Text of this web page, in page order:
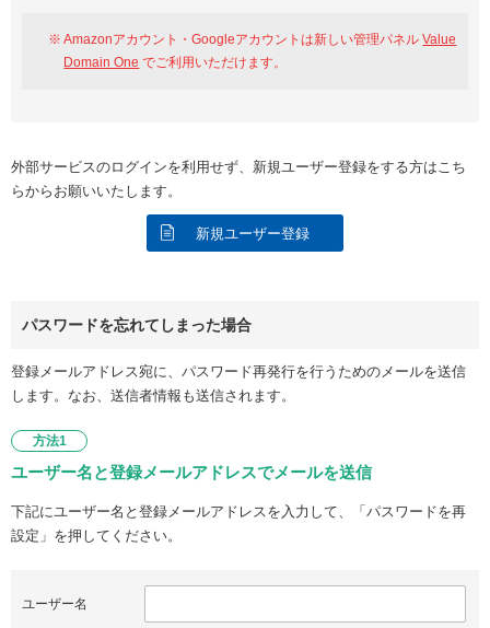
Amazonアカウント・Googleアカウントは新しい管理パネルValue
Domain One でご利用いただけます。
外部サービスのログインを利用せず、新規ユーザー登録をする方はこち
らからお願いいたします。
新規ユーザー登録
パスワードを忘れてしまった場合
登録メールアドレス宛に、パスワード再発行を行うためのメールを送信
します。なお、送信者情報も送信されます。
方法1
ユーザー名と登録メールアドレスでメールを送信
下記にユーザー名と登録メールアドレスを入力して、「パスワードを再
設定」を押してください。
ユーザー名